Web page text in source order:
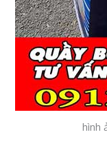
hình